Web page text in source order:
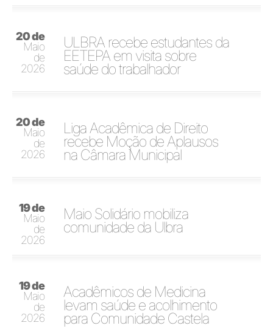
20 de
Maio
de
2026
ULBRA recebe estudantes da
EETEPA em visita sobre
saúde do trabalhador
20 de
Maio
de
2026
Liga Acadêmica de Direito
recebe Moção de Aplausos
na Câmara Municipal
19 de
Maio
de
2026
Maio Solidário mobiliza
comunidade da Ulbra
19 de
Maio
de
2026
Acadêmicos de Medicina
levam saúde e acolhimento
para Comunidade Castela